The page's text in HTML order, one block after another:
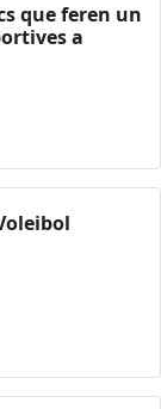
que feren un
a